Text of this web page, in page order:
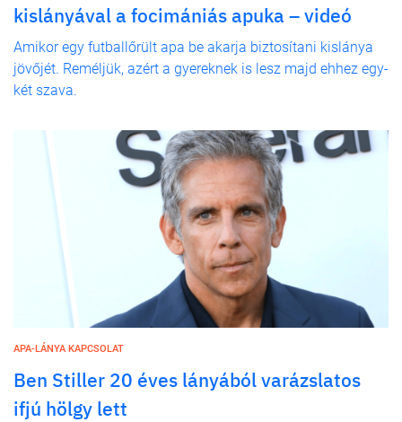
kislányával a focimániás apuka – videó
Amikor egy futballőrült apa be akarja biztosítani kislánya
jövőjét. Reméljük, azért a gyereknek is lesz majd ehhez egy-
két szava.
APA-LÁNYA KAPCSOLAT
Ben Stiller 20 éves lányából varázslatos
ifjú hölgy lett